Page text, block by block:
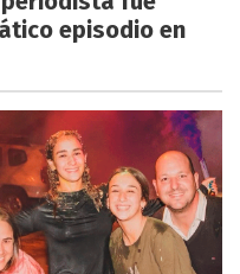
episodio en